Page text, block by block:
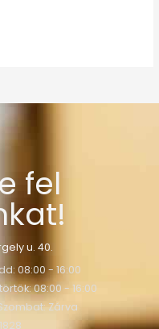
fel
u. 40.
08:00 - 16:00
08:00 - 16:00
Zárva